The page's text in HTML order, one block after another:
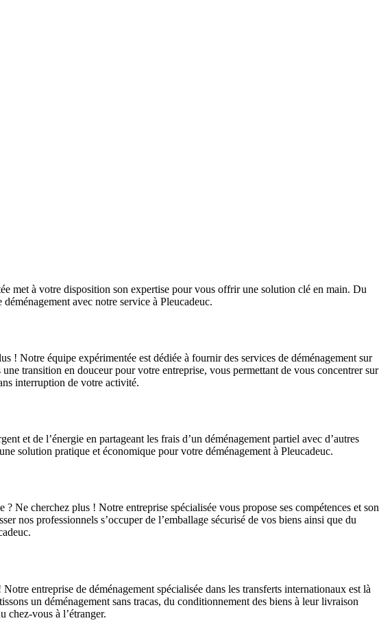
met à votre disposition son expertise pour vous offrir une solution clé en main. Du
avec notre service à Pleucadeuc.
! Notre équipe expérimentée est dédiée à fournir des services de déménagement sur
transition en douceur pour votre entreprise, vous permettant de vous concentrer sur
interruption de votre activité.
et de l’énergie en partageant les frais d’un déménagement partiel avec d’autres
solution pratique et économique pour votre déménagement à Pleucadeuc.
Ne cherchez plus ! Notre entreprise spécialisée vous propose ses compétences et son
nos professionnels s’occuper de l’emballage sécurisé de vos biens ainsi que du
entreprise de déménagement spécialisée dans les transferts internationaux est là
un déménagement sans tracas, du conditionnement des biens à leur livraison
chez-vous à l’étranger.